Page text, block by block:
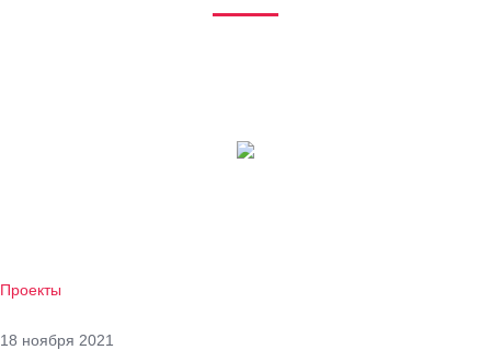
Проекты
18 ноября 2021